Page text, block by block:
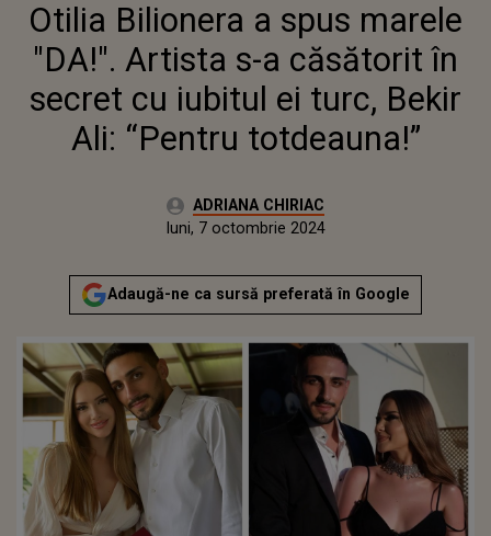
CĂSĂTORIT ÎN SECRET CU
IUBITUL EI TURC, BEKIR ALI:
“PENTRU TOTDEAUNA!”
Otilia Bilionera a spus marele
"DA!". Artista s-a căsătorit în
secret cu iubitul ei turc, Bekir
Ali: “Pentru totdeauna!”
Autor:ADRIANA CHIRIAC
sâmbătă, 7 octombrie 2023
Actualizat:
luni, 7 octombrie 2024
Adaugă-ne ca sursă preferată în Google